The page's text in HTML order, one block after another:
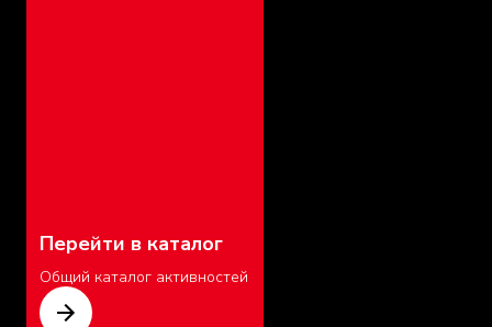
Перейти в каталог
Общий каталог активностей